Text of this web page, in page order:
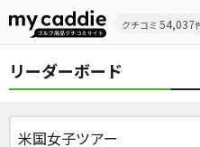
クチコミ 54,037
リーダーボード